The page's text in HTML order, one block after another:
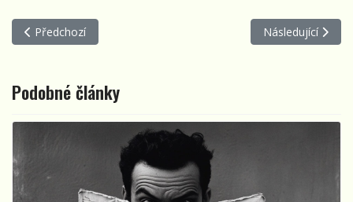
Předchozí článek: Kapela Květy má nový videoklip, hlavní roli
Předchozí Další článek:
Následující
Podobné články